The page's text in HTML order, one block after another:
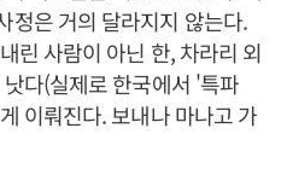
정은 거의 달라지지 않는다.
린 사람이 아닌 한, 차라리 외
다(실제로 한국에서 '특파
이뤄진다. 보내나 마나고 가